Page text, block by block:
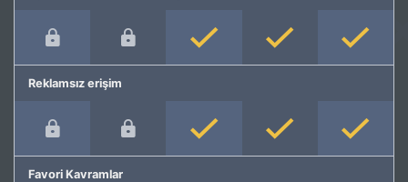
Reklamsız erişim
Favori Kavramlar